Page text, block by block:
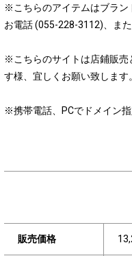
※こちらのアイテムはブラン
お電話 (055-228-3112)、ま
※こちらのサイトは店鋪販売
す様、宜しくお願い致します。
※携帯電話、PCでドメイン
販売価格